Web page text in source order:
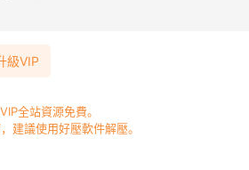
級VIP
全站資源免費。
議使用好壓軟件解壓。